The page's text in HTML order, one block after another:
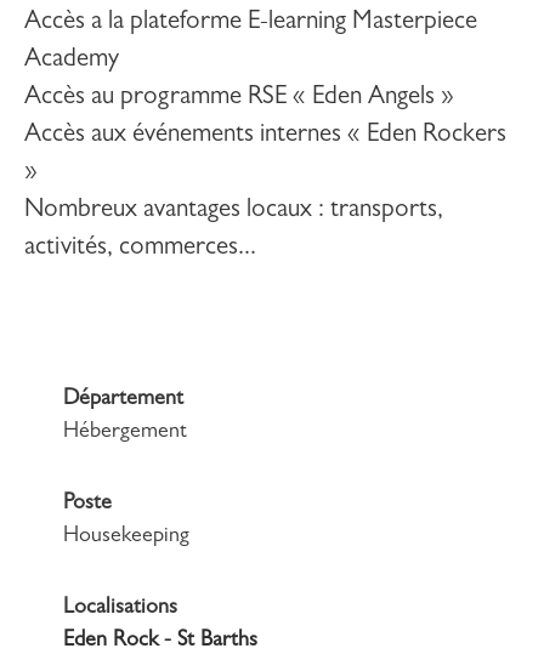
Accès a la plateforme E-learning Masterpiece
Academy
Accès au programme RSE « Eden Angels »
Accès aux événements internes « Eden Rockers
»
Nombreux avantages locaux : transports,
activités, commerces...
Département
Hébergement
Poste
Housekeeping
Localisations
Eden Rock - St Barths